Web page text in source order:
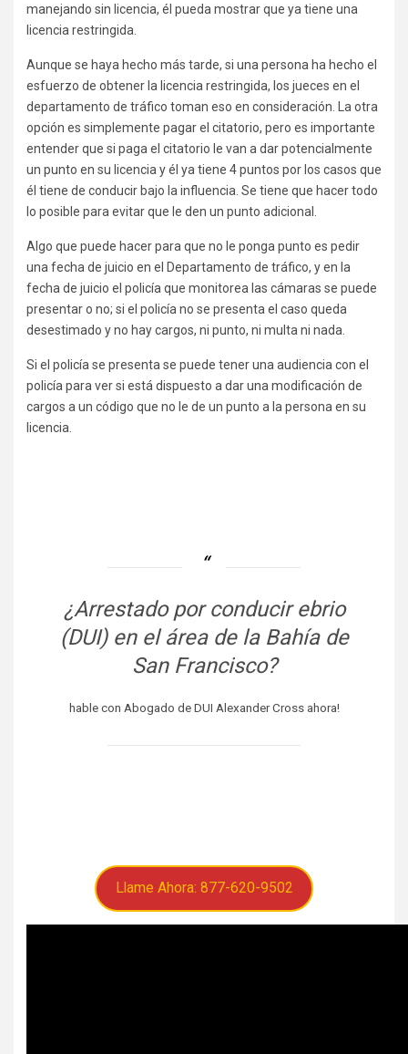
manejando sin licencia, él pueda mostrar que ya tiene una
licencia restringida.
Aunque se haya hecho más tarde, si una persona ha hecho el
esfuerzo de obtener la licencia restringida, los jueces en el
departamento de tráfico toman eso en consideración. La otra
opción es simplemente pagar el citatorio, pero es importante
entender que si paga el citatorio le van a dar potencialmente
un punto en su licencia y él ya tiene 4 puntos por los casos que
él tiene de conducir bajo la influencia. Se tiene que hacer todo
lo posible para evitar que le den un punto adicional.
Algo que puede hacer para que no le ponga punto es pedir
una fecha de juicio en el Departamento de tráfico, y en la
fecha de juicio el policía que monitorea las cámaras se puede
presentar o no; si el policía no se presenta el caso queda
desestimado y no hay cargos, ni punto, ni multa ni nada.
Si el policía se presenta se puede tener una audiencia con el
policía para ver si está dispuesto a dar una modificación de
cargos a un código que no le de un punto a la persona en su
licencia.
¿Arrestado por conducir ebrio
(DUI) en el área de la Bahía de
San Francisco?
hable con Abogado de DUI Alexander Cross ahora!
Llame Ahora: 877-620-9502